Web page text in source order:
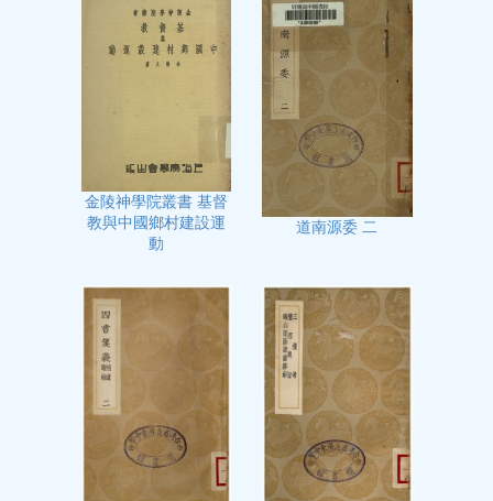
金陵神學院叢書 基督
教與中國鄉村建設運
動
道南源委 二